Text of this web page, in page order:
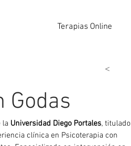
Terapias Online
<
Godas
la Universidad Diego Portales, titulado
clínica en Psicoterapia con